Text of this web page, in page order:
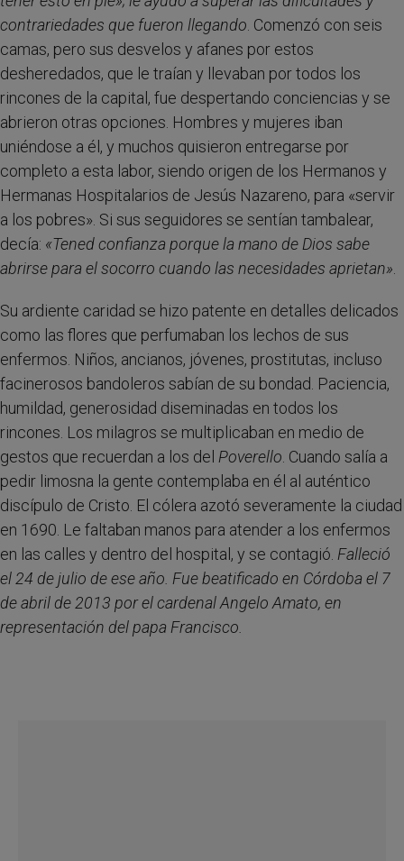
contrariedades que fueron llegando . Comenzó con seis
camas, pero sus desvelos y afanes por estos
desheredados, que le traían y llevaban por todos los
rincones de la capital, fue despertando conciencias y se
abrieron otras opciones. Hombres y mujeres iban
uniéndose a él, y muchos quisieron entregarse por
completo a esta labor, siendo origen de los Hermanos y
Hermanas Hospitalarios de Jesús Nazareno, para «servir
a los pobres». Si sus seguidores se sentían tambalear,
decía: «Tened confianza porque la mano de Dios sabe
abrirse para el socorro cuando las necesidades aprietan»
Su ardiente caridad se hizo patente en detalles delicados
como las flores que perfumaban los lechos de sus
enfermos. Niños, ancianos, jóvenes, prostitutas, incluso
facinerosos bandoleros sabían de su bondad. Paciencia,
humildad, generosidad diseminadas en todos los
rincones. Los milagros se multiplicaban en medio de
gestos que recuerdan a los del Poverello . Cuando salía a
pedir limosna la gente contemplaba en él al auténtico
discípulo de Cristo. El cólera azotó severamente la ciudad
en 1690. Le faltaban manos para atender a los enfermos
en las calles y dentro del hospital, y se contagió. Falleció
el 24 de julio de ese año. Fue beatificado en Córdoba el 7
de abril de 2013 por el cardenal Angelo Amato, en
representación del papa Francisco.